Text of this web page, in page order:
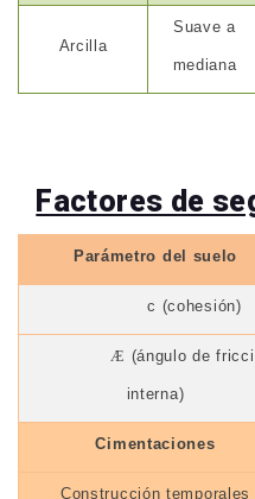
Arcilla
Suave a
mediana
Factores de
Parámetro del suelo
c (cohesión)
Æ (ángulo de
interna)
Cimentaciones
Construcción temporales